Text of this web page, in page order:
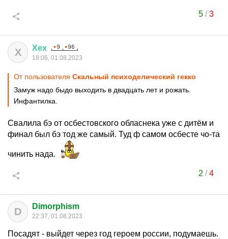
5/3
Х Хех
18:06, 01.08.2023
От пользователя Скальный психоделический гекко
Замуж надо быдо выходить в двадцать лет и рожать.
Инфантилка.
Свалила бэ от осбестовского обласнека уже с дитём и
финал был бэ тод же самый. Туд ф самом осбесте чо-та
чинить нада.
2/4
D Dimorphism
22:37, 01.08.2023
Посадят - выйдет через год героем россии, подумаешь.